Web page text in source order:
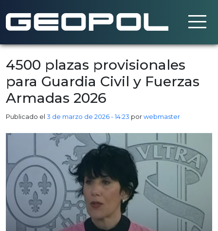
Saltar al contenido principal
4500 plazas provisionales
para Guardia Civil y Fuerzas
Armadas 2026
Publicado el 3 de marzo de 2026 - 14:23 porwebmaster